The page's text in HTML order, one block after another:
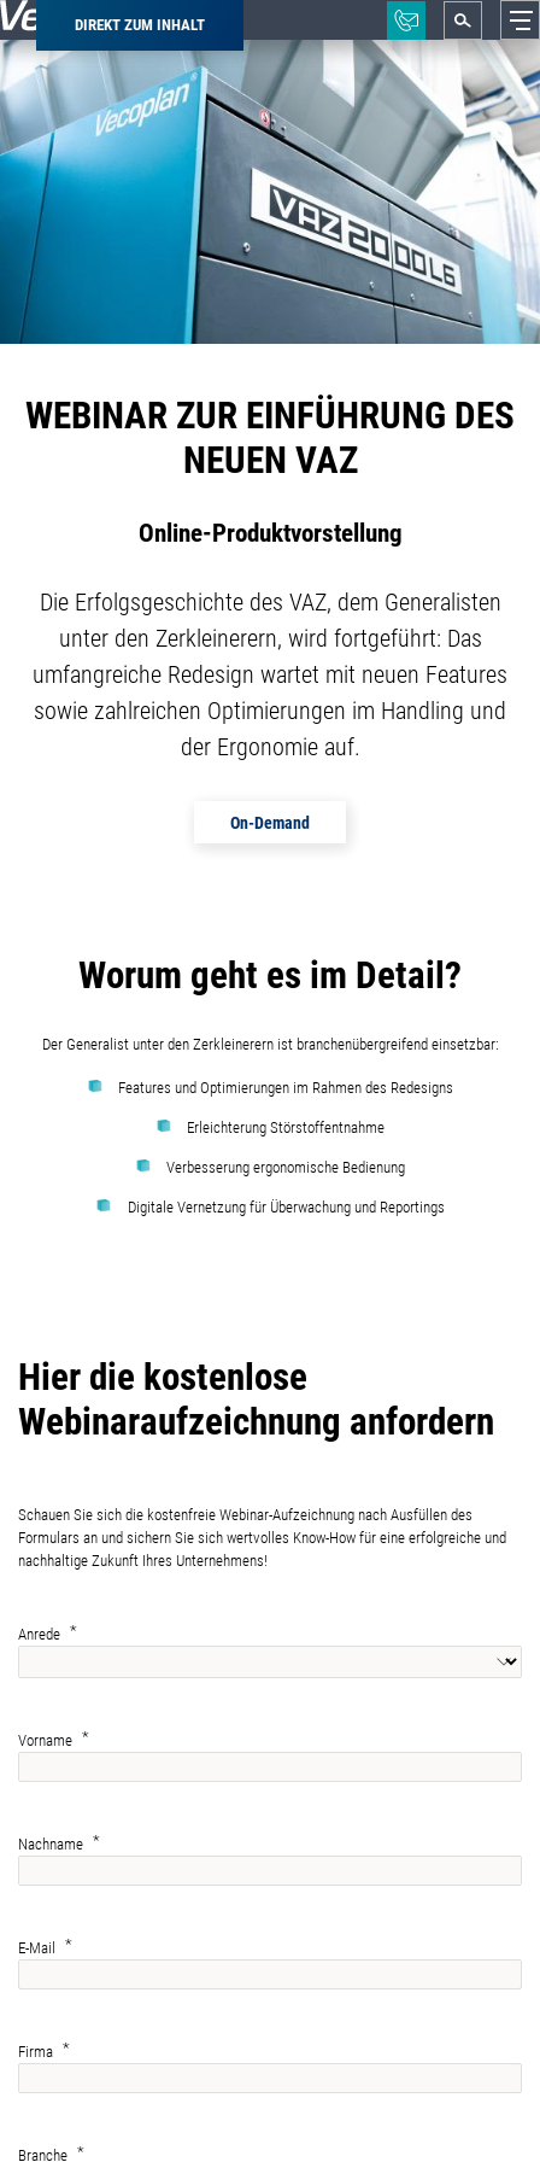
DIREKT ZUM INHALT
Pfadnavigation
WEBINAR ZUR EINFÜHRUNG DES
NEUEN VAZ
Online-Produktvorstellung
Die Erfolgsgeschichte des VAZ, dem Generalisten
unter den Zerkleinerern, wird fortgeführt: Das
umfangreiche Redesign wartet mit neuen Features
sowie zahlreichen Optimierungen im Handling und
der Ergonomie auf.
On-Demand
Worum geht es im Detail?
Der Generalist unter den Zerkleinerern ist branchenübergreifend einsetzbar:
Features und Optimierungen im Rahmen des Redesigns
Erleichterung Störstoffentnahme
Verbesserung ergonomische Bedienung
Digitale Vernetzung für Überwachung und Reportings
Hier die kostenlose
Webinaraufzeichnung anfordern
Schauen Sie sich die kostenfreie Webinar-Aufzeichnung nach Ausfüllen des
Formulars an und sichern Sie sich wertvolles Know-How für eine erfolgreiche und
nachhaltige Zukunft Ihres Unternehmens!
Anrede
Vorname
Nachname
E-Mail
Firma
Branche